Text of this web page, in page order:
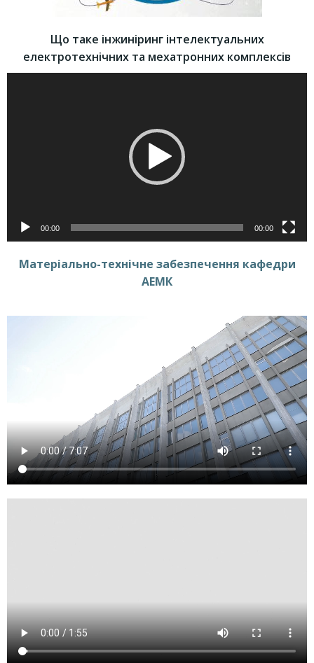
Що таке інжиніринг інтелектуальних
електротехнічних та мехатронних комплексів
00:00 00:00
Матеріально-технічне забезпечення кафедри
АЕМК